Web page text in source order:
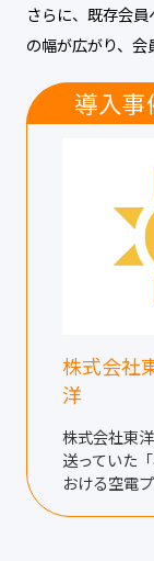
さらに、既存会
の幅が広がり、会
導入事
株式会社
洋
株式会社東
送っていた
おける空電